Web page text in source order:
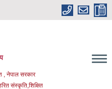
, नेपाल सरकार
संस्कृति,शिक्षित